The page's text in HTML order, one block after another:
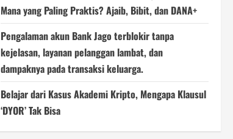
Mana yang Paling Praktis? Ajaib, Bibit, dan DANA+
Pengalaman akun Bank Jago terblokir tanpa
kejelasan, layanan pelanggan lambat, dan
dampaknya pada transaksi keluarga.
Belajar dari Kasus Akademi Kripto, Mengapa Klausul
‘DYOR’ Tak Bisa